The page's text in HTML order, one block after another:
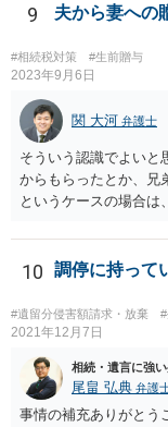
れた方がよいと思い
選任したのか 即ち、
ると思います。
9 夫から妻への
#相続税対策 #生前贈与
2023年9月6日
関 大河 弁護士
そういう認識でよいと
からもらったとか、兄
というケースの場合は
10 調停に持って
#遺留分侵害額請求・放棄
2021年12月7日
相続・遺言に強
尾畠 弘典 弁護
事情の補充ありがとう